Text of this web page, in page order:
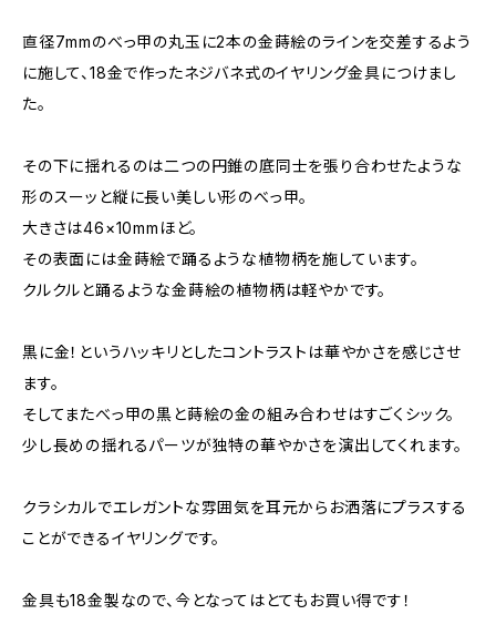
直径7mmのべっ甲の丸玉に2本の金蒔絵のラインを交差するよう
に施して、18金で作ったネジバネ式のイヤリング金具につけまし
た。
その下に揺れるのは二つの円錐の底同士を張り合わせたような
形のスーッと縦に長い美しい形のべっ甲。
大きさは46×10mmほど。
その表面には金蒔絵で踊るような植物柄を施しています。
クルクルと踊るような金蒔絵の植物柄は軽やかです。
黒に金！というハッキリとしたコントラストは華やかさを感じさせ
ます。
そしてまたべっ甲の黒と蒔絵の金の組み合わせはすごくシック。
少し長めの揺れるパーツが独特の華やかさを演出してくれます。
クラシカルでエレガントな雰囲気を耳元からお洒落にプラスする
ことができるイヤリングです。
金具も18金製なので、今となってはとてもお買い得です！